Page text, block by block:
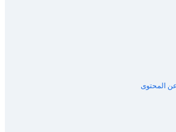
عن المحتوى